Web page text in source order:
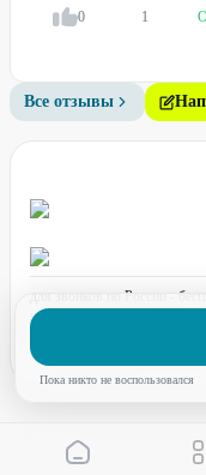
Пока никто не воспользовался
Прокол мочек ушей
0 1
Все отзывы
для звонков по России -
график работы:
ПН-ПТ с 08:00 до 17:00